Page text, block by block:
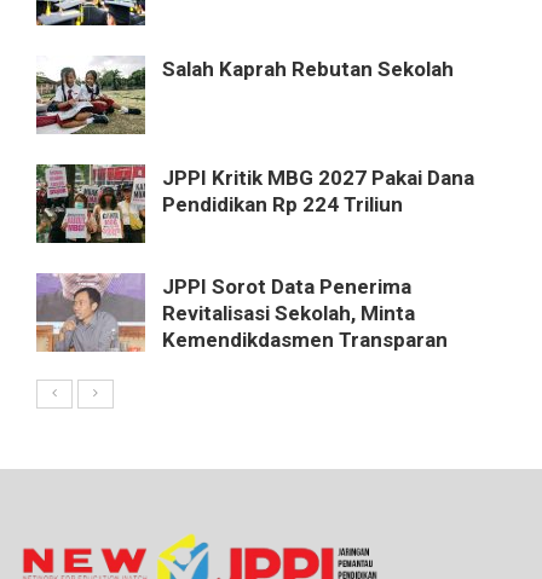
Salah Kaprah Rebutan Sekolah
JPPI Kritik MBG 2027 Pakai Dana
Pendidikan Rp 224 Triliun
JPPI Sorot Data Penerima
Revitalisasi Sekolah, Minta
Kemendikdasmen Transparan